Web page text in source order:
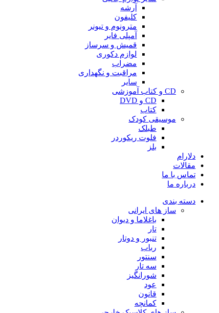
آرشه
کلیفون
مترونوم و تیونر
آمپلی فایر
قمیش و سرساز
لوازم دکوری
مضراب
مراقبت و نگهداری
سایر
CD و کتاب آموزشی
CD و DVD
کتاب
موسیقی کودک
طبلک
فلوت ریکوردر
بلز
دلارام
مقالات
تماس با ما
درباره ما
دسته بندی
ساز های ایرانی
باغلاما و دیوان
تار
تنبور و دوتار
رباب
سنتور
سه تار
شورانگیز
عود
قانون
کمانچه